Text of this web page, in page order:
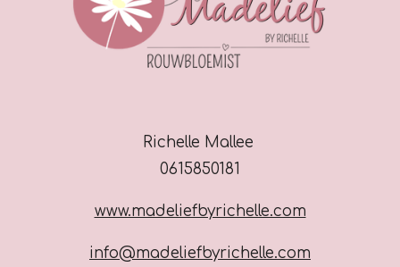
Richelle Mallee
0615850181
www.madeliefbyrichelle.com
info@madeliefbyrichelle.com